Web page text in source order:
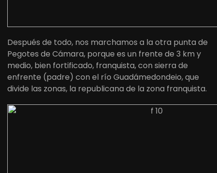
Después de todo, nos marchamos a la otra punta de
Pegotes de Cámara, porque es un frente de 3 km y
medio, bien fortificado, franquista, con sierra de
enfrente (padre) con el río Guadámedondeio, que
divide las zonas, la republicana de la zona franquista.